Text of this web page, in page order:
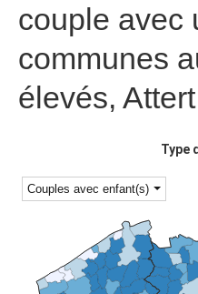
couple avec
communes
élevés,